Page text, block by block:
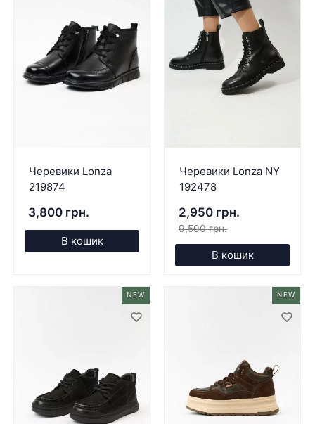
Черевики Lonza
219874
3,800 грн.
В кошик
Черевики Lonza NY
192478
2,950 грн.
9,500 грн.
В кошик
NEW NEW